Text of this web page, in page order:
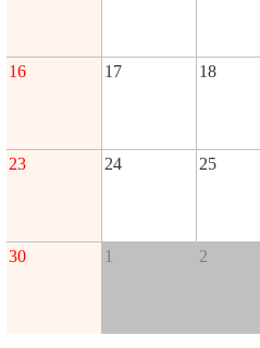
16 17 18
23 24 25
30 1 2